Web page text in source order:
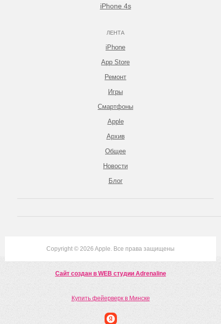
iPhone 4s
ЛЕНТА
iPhone
App Store
Ремонт
Игры
Смартфоны
Apple
Архив
Общее
Новости
Блог
Copyright © 2026 Apple. Все права защищены
Сайт создан в WEB студии Adrenaline
Купить фейерверк в Минске